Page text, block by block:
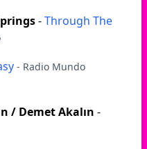
-Through The
- Radio Mundo
/ Demet Akalın -